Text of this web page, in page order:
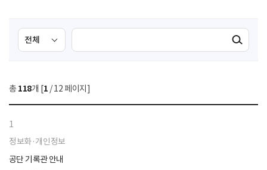
검
색
선
택
색
검색실행
총 118개 [1 / 12 페이지]
1
정보화·개인정보
공단 기록관 안내